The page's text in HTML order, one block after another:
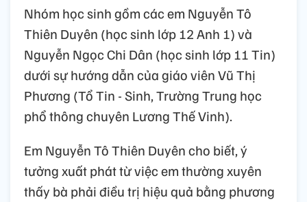
Nhóm học sinh gồm các em Nguyễn Tô
Thiên Duyên (học sinh lớp 12 Anh 1) và
Nguyễn Ngọc Chi Dân (học sinh lớp 11 Tin)
dưới sự hướng dẫn của giáo viên Vũ Thị
Phương (Tổ Tin - Sinh, Trường Trung học
phổ thông chuyên Lương Thế Vinh).
Em Nguyễn Tô Thiên Duyên cho biết, ý
tưởng xuất phát từ việc em thường xuyên
thấy bà phải điều trị hiệu quả bằng phương